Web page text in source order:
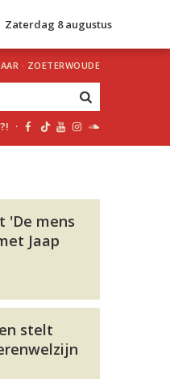
Zaterdag 8 augustus
· ZOETERWOUDE
·
'De mens
Jaap
stelt